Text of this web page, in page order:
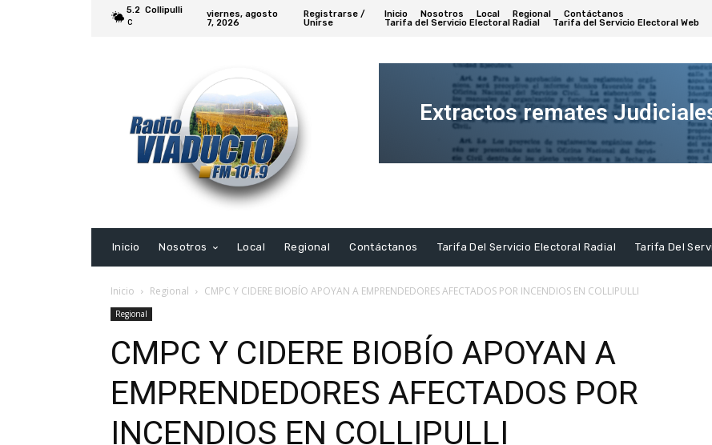
5.2
C
Collipulli
viernes, agosto
7, 2026
Registrarse /
Unirse
Inicio Nosotros Local Regional
Contáctanos
Tarifa del Servicio Electoral Radial
Tarifa del Servicio Electoral Web
Extractos remates
Extracto
Inicio
Nosotros Local Regional Contáctanos Tarifa Del Servicio Electoral Radial Tarifa Del
Inicio Regional CMPC Y CIDERE BIOBÍO APOYAN A EMPRENDEDORES AFECTADOS POR INCENDIOS EN COLLIPULLI
Regional
CMPC Y CIDERE BIOBÍO APOYAN A
EMPRENDEDORES AFECTADOS POR
INCENDIOS EN COLLIPULLI